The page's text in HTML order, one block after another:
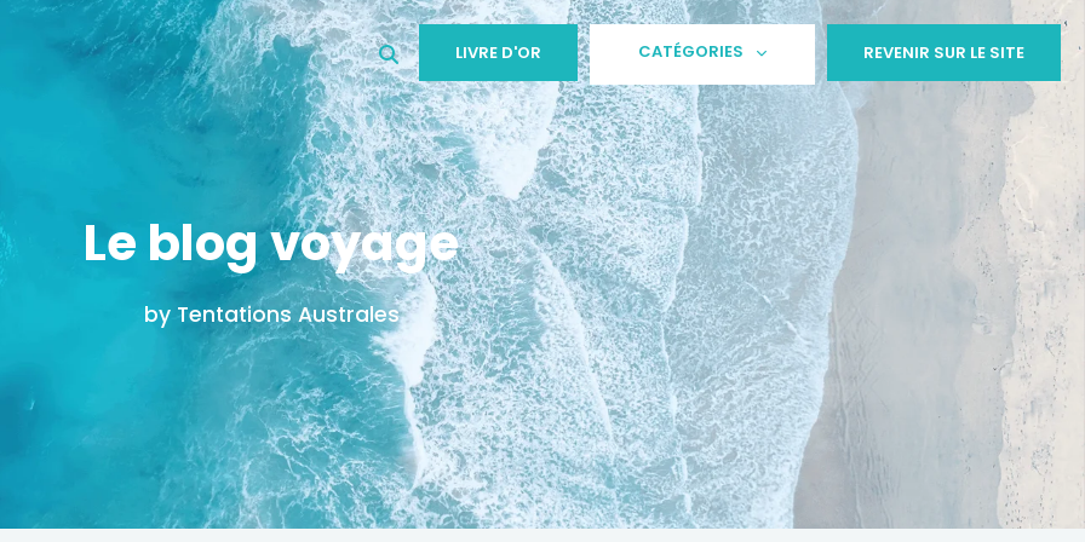
LIVRE D'OR CATÉGORIES REVENIR SUR LE SITE
Le blog voyage
by Tentations Australes